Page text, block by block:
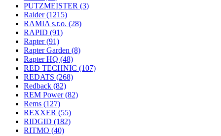
PUTZMEISTER (3)
Raider(1215)
RAMIA s.r.o. (28)
RAPID (91)
Rapter(91)
Rapter Garden (8)
Rapter HQ (48)
RED TECHNIC (107)
REDATS (268)
Redback (82)
REM Power(82)
Rems (127)
REXXER (55)
RIDGID (182)
RITMO (40)